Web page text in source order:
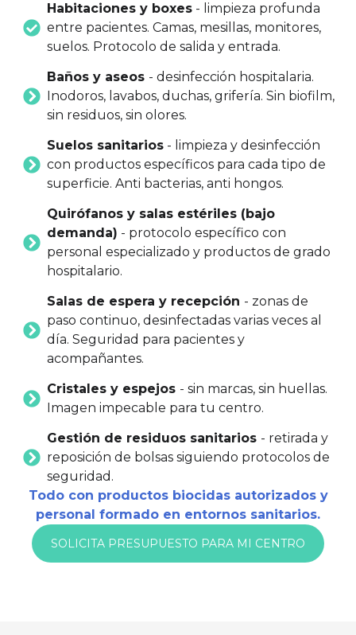
Habitaciones y boxes- limpieza profunda
entre pacientes. Camas, mesillas, monitores,
suelos. Protocolo de salida y entrada.
Baños y aseos - desinfección hospitalaria.
Inodoros, lavabos, duchas, grifería. Sin biofilm,
sin residuos, sin olores.
Suelos sanitarios- limpieza y desinfección
con productos específicos para cada tipo de
superficie. Anti bacterias, anti hongos.
Quirófanos y salas estériles (bajo
demanda) - protocolo específico con
personal especializado y productos de grado
hospitalario.
Salas de espera y recepción - zonas de
paso continuo, desinfectadas varias veces al
día. Seguridad para pacientes y
acompañantes.
Cristales y espejos - sin marcas, sin huellas.
Imagen impecable para tu centro.
Gestión de residuos sanitarios - retirada y
reposición de bolsas siguiendo protocolos de
seguridad.
Todo con productos biocidas autorizados y
personal formado en entornos sanitarios.
SOLICITA PRESUPUESTO PARA MI CENTRO